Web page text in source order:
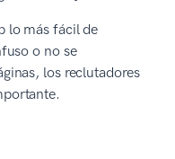
lo más fácil de
o no se
los reclutadores